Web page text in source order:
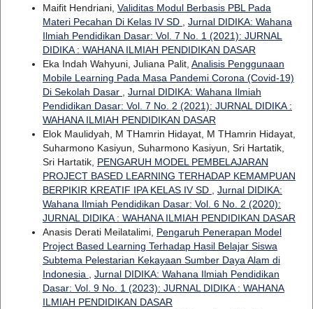
Maifit Hendriani, Validitas Modul Berbasis PBL Pada
Materi Pecahan Di Kelas IV SD
Jurnal DIDIKA: Wahana
Ilmiah Pendidikan Dasar: Vol. 7 No. 1 (2021): JURNAL
DIDIKA : WAHANA ILMIAH PENDIDIKAN DASAR
Eka Indah Wahyuni, Juliana Palit, Analisis Penggunaan
Mobile Learning Pada Masa Pandemi Corona (Covid-19)
Di Sekolah Dasar
Jurnal DIDIKA: Wahana Ilmiah
Pendidikan Dasar: Vol. 7 No. 2 (2021): JURNAL DIDIKA :
WAHANA ILMIAH PENDIDIKAN DASAR
Elok Maulidyah, M THamrin Hidayat, M THamrin Hidayat,
Suharmono Kasiyun, Suharmono Kasiyun, Sri Hartatik,
Sri Hartatik, PENGARUH MODEL PEMBELAJARAN
PROJECT BASED LEARNING TERHADAP KEMAMPUAN
BERPIKIR KREATIF IPA KELAS IV SD
Jurnal DIDIKA:
Wahana Ilmiah Pendidikan Dasar: Vol. 6 No. 2 (2020):
JURNAL DIDIKA : WAHANA ILMIAH PENDIDIKAN DASAR
Anasis Derati Meilatalimi, Pengaruh Penerapan Model
Project Based Learning Terhadap Hasil Belajar Siswa
Subtema Pelestarian Kekayaan Sumber Daya Alam di
Indonesia
Jurnal DIDIKA: Wahana Ilmiah Pendidikan
Dasar: Vol. 9 No. 1 (2023): JURNAL DIDIKA : WAHANA
ILMIAH PENDIDIKAN DASAR